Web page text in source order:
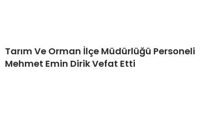
Tarım Ve Orman İlçe Müdürlüğü Personeli
Mehmet Emin Dirik Vefat Etti